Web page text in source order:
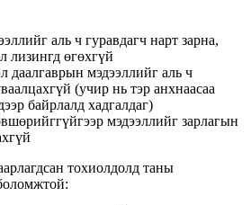
аль ч гуравдагч нарт зарна,
лизингд өгөхгүй
даалгаврын мэдээллийг аль ч
(учир нь тэр анхнаасаа
байрлалд хадгалдаг)
мэдээллийг зарлагын
тохиолдолд таны